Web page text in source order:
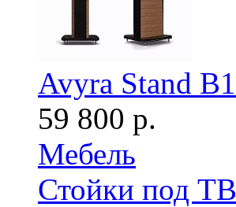
Avyra Stand B1
59 800 р.
Мебель
Стойки под ТВ